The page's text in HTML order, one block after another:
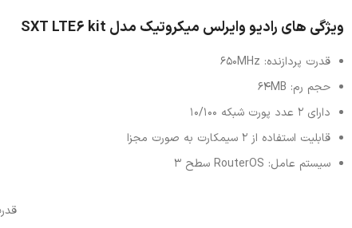
ویژگی های رادیو وایرلس میکروتیک مدل SXT LTE6 kit
قدرت پردازنده: 650MHz
حجم رم: 64MB
دارای 2 عدد پورت شبکه 10/100
قابلیت استفاده از 2 سیمکارت به صورت مجزا
سیستم عامل: RouterOS سطح 3